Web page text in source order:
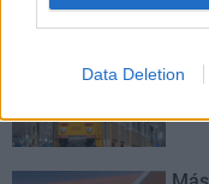
Data Deletion